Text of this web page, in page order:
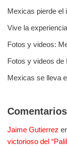
Mexicas pierde el
Vive la
Fotos y videos:
Fotos y videos
Mexicas se lleva
Jaime Gutierrez
victorioso del